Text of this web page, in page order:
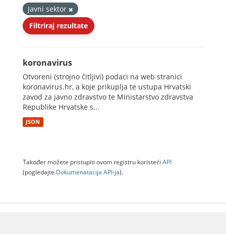
Javni sektor
Filtriraj rezultate
koronavirus
Otvoreni (strojno čitljivi) podaci na web stranici
koronavirus.hr, a koje prikuplja te ustupa Hrvatski
zavod za javno zdravstvo te Ministarstvo zdravstva
Republike Hrvatske s...
JSON
Također možete pristupiti ovom registru koristeći API
(pogledajte Dokumenаtаcijа API-jа).